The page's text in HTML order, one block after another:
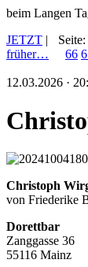
beim Langen
JETZT |
früher…
Seite:
66
12.03.2026 ·
Christoph
von Friederike
Dorettbar
Zanggasse 36
55116 Mainz